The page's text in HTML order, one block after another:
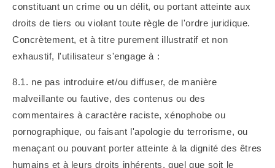
constituant un crime ou un délit, ou portant atteinte aux
droits de tiers ou violant toute règle de l'ordre juridique.
Concrètement, et à titre purement illustratif et non
exhaustif, l'utilisateur s'engage à :
8.1. ne pas introduire et/ou diffuser, de manière
malveillante ou fautive, des contenus ou des
commentaires à caractère raciste, xénophobe ou
pornographique, ou faisant l'apologie du terrorisme, ou
menaçantou pouvant porter atteinte à la dignité des êtres
humains et à leurs droits inhérents, quel que soit le